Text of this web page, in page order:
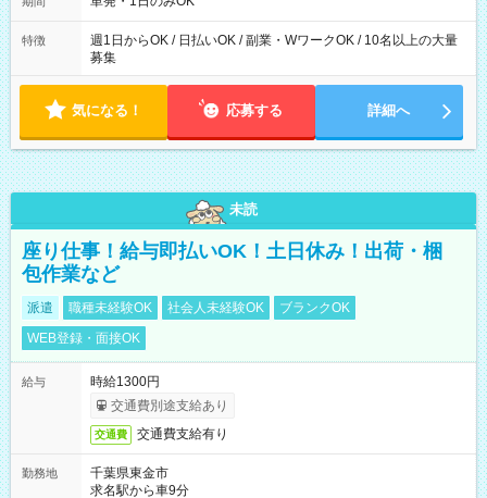
特徴
週1日からOK / 日払いOK / 副業・WワークOK / 10名以上の大量
募集
気になる！ 応募する 詳細へ
未読
座り仕事！給与即払いOK！土日休み！出荷・梱
包作業など
派遣 職種未経験OK 社会人未経験OK
ブランクOK
WEB登録・面接OK
給与
時給1300円
交通費別途支給あり
交通費 交通費支給有り
勤務地
千葉県東金市
求名駅から車9分